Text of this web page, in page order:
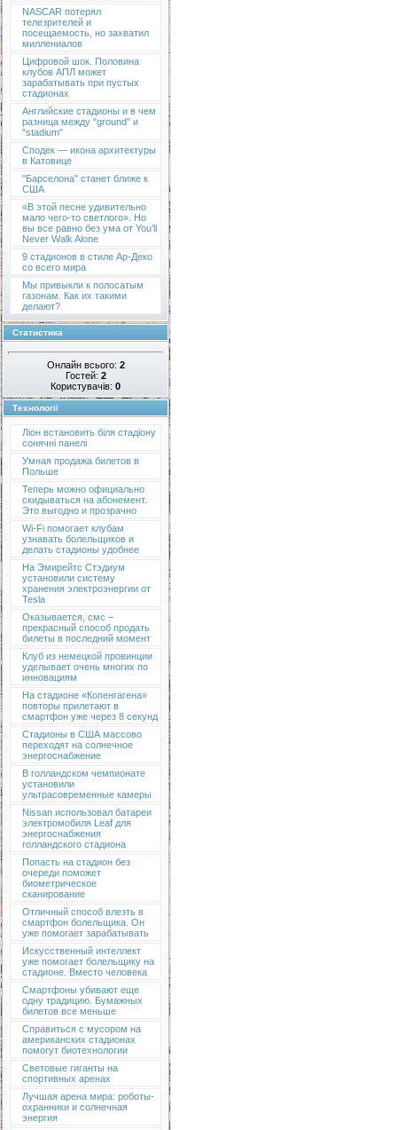
NASCAR потерял
телезрителей и
посещаемость, но захватил
миллениалов
Цифровой шок. Половина
клубов АПЛ может
зарабатывать при пустых
стадионах
Английские стадионы и в чем
разница между "ground" и
"stadium"
Сподек — икона архитектуры
в Катовице
"Барселона" станет ближе к
США
«В этой песне удивительно
мало чего-то светлого». Но
вы все равно без ума от You’ll
Never Walk Alone
9 стадионов в стиле Ар-Деко
со всего мира
Мы привыкли к полосатым
газонам. Как их такими
делают?
Статистика
Онлайн всього: 2
Гостей: 2
Користувачів: 0
Технології
Ліон встановить біля стадіону
сонячні панелі
Умная продажа билетов в
Польше
Теперь можно официально
скидываться на абонемент.
Это выгодно и прозрачно
Wi-Fi помогает клубам
узнавать болельщиков и
делать стадионы удобнее
На Эмирейтс Стэдиум
установили систему
хранения электроэнергии от
Tesla
Оказывается, смс –
прекрасный способ продать
билеты в последний момент
Клуб из немецкой провинции
уделывает очень многих по
инновациям
На стадионе «Копенгагена»
повторы прилетают в
смартфон уже через 8 секунд
Стадионы в США массово
переходят на солнечное
энергоснабжение
В голландском чемпионате
установили
ультрасовременные камеры
Nissan использовал батареи
электромобиля Leaf для
энергоснабжения
голландского стадиона
Попасть на стадион без
очереди поможет
биометрическое
сканирование
Отличный способ влезть в
смартфон болельщика. Он
уже помогает зарабатывать
Искусственный интеллект
уже помогает болельщику на
стадионе. Вместо человека
Смартфоны убивают еще
одну традицию. Бумажных
билетов все меньше
Справиться с мусором на
американских стадионах
помогут биотехнологии
Световые гиганты на
спортивных аренах
Лучшая арена мира: роботы-
охранники и солнечная
энергия